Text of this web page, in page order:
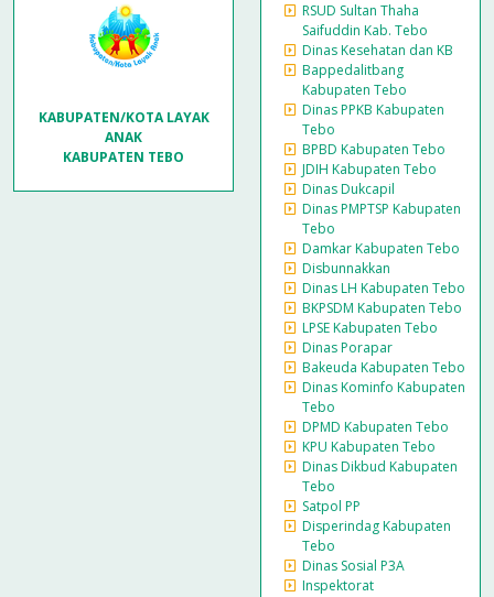
KABUPATEN/KOTA LAYAK
ANAK
KABUPATEN TEBO
RSUD Sultan Thaha
Saifuddin Kab. Tebo
Dinas Kesehatan dan KB
Bappedalitbang
Kabupaten Tebo
Dinas PPKB Kabupaten
Tebo
BPBD Kabupaten Tebo
JDIH Kabupaten Tebo
Dinas Dukcapil
Dinas PMPTSP Kabupaten
Tebo
Damkar Kabupaten Tebo
Disbunnakkan
Dinas LH Kabupaten Tebo
BKPSDM Kabupaten Tebo
LPSE Kabupaten Tebo
Dinas Porapar
Bakeuda Kabupaten Tebo
Dinas Kominfo Kabupaten
Tebo
DPMD Kabupaten Tebo
KPU Kabupaten Tebo
Dinas Dikbud Kabupaten
Tebo
Satpol PP
Disperindag Kabupaten
Tebo
Dinas Sosial P3A
Inspektorat